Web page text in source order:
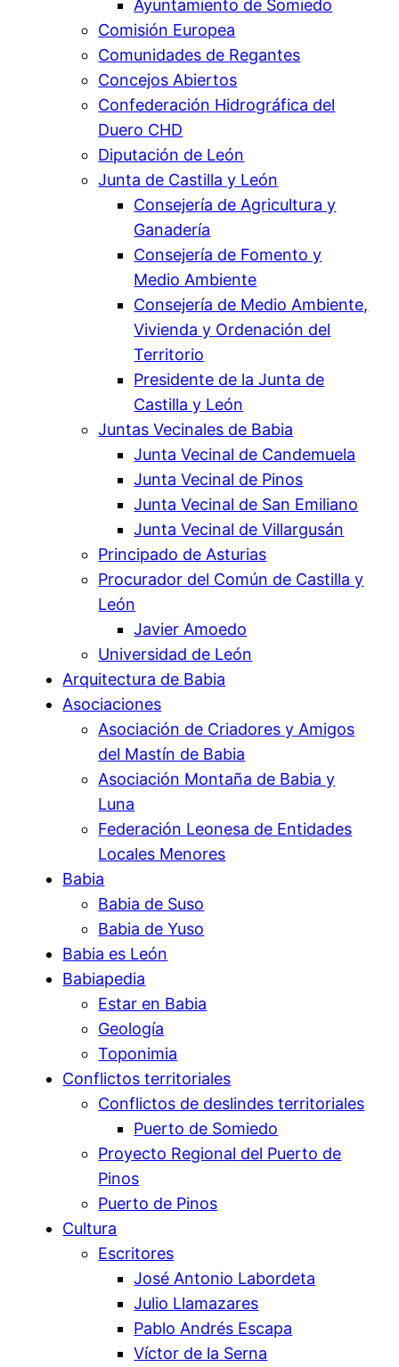
Ayuntamiento de Somiedo
Comisión Europea
Comunidades de Regantes
Concejos Abiertos
Confederación Hidrográfica del
Duero CHD
Diputación de León
Junta de Castilla y León
Consejería de Agricultura y
Ganadería
Consejería de Fomento y
Medio Ambiente
Consejería de Medio Ambiente,
Vivienda y Ordenación del
Territorio
Presidente de la Junta de
Castilla y León
Juntas Vecinales de Babia
Junta Vecinal de Candemuela
Junta Vecinal de Pinos
Junta Vecinal de San Emiliano
Junta Vecinal de Villargusán
Principado de Asturias
Procurador del Común de Castilla y
León
Javier Amoedo
Universidad de León
Arquitectura de Babia
Asociaciones
Asociación de Criadores y Amigos
del Mastín de Babia
Asociación Montaña de Babia y
Luna
Federación Leonesa de Entidades
Locales Menores
Babia
Babia de Suso
Babia de Yuso
Babia es León
Babiapedia
Estar en Babia
Geología
Toponimia
Conflictos territoriales
Conflictos de deslindes territoriales
Puerto de Somiedo
Proyecto Regional del Puerto de
Pinos
Puerto de Pinos
Cultura
Escritores
José Antonio Labordeta
Julio Llamazares
Pablo Andrés Escapa
Víctor de la Serna